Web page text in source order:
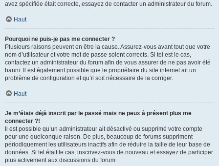
avez spécifiée était correcte, essayez de contacter un administrateur du forum.
Haut
Pourquoi ne puis-je pas me connecter ?
Plusieurs raisons peuvent en être la cause. Assurez-vous avant tout que votre
nom d’utilisateur et votre mot de passe soient corrects. Si tel est le cas,
contactez un administrateur du forum afin de vous assurer de ne pas avoir été
banni. Il est également possible que le propriétaire du site internet ait un
problème de configuration et qu’il soit nécessaire de la corriger.
Haut
Je m’étais déjà inscrit par le passé mais ne peux à présent plus me
connecter ?!
Il est possible qu’un administrateur ait désactivé ou supprimé votre compte
pour une quelconque raison. De plus, beaucoup de forums suppriment
périodiquement les utilisateurs inactifs afin de réduire la taille de leur base de
données. Si tel était le cas, inscrivez-vous de nouveau et essayez de participer
plus activement aux discussions du forum.